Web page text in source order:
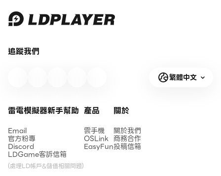
追蹤我們
繁體中文
雷電模擬器新手幫助
Email
官方粉專
Discord
LDGame客訴信箱
(處理LD帳戶&儲值相關問題)
產品
雲手機
OSLink
EasyFun
關於
關於我們
商務合作
投稿信箱